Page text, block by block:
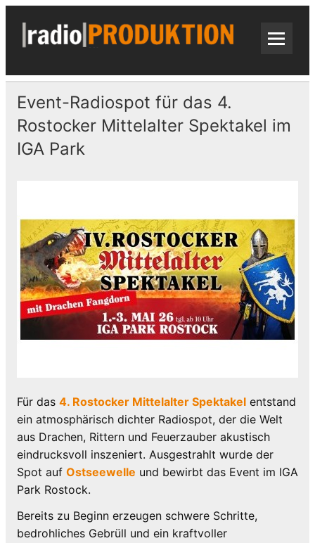
Skip
content
Event-Radiospot für das 4.
Rostocker Mittelalter Spektakel im
IGA Park
Für das 4. Rostocker Mittelalter Spektakel entstand
ein atmosphärisch dichter Radiospot, der die Welt
aus Drachen, Rittern und Feuerzauber akustisch
eindrucksvoll inszeniert. Ausgestrahlt wurde der
Spot auf Ostseewelle und bewirbt das Event im IGA
Park Rostock.
Bereits zu Beginn erzeugen schwere Schritte,
bedrohliches Gebrüll und ein kraftvoller